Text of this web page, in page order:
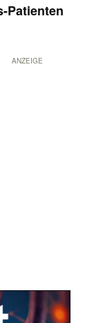
Patienten
ANZEIGE